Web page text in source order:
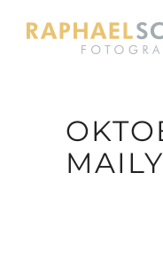
MAILY